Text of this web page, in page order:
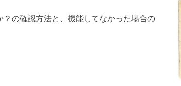
の確認方法と、機能してなかった場合の